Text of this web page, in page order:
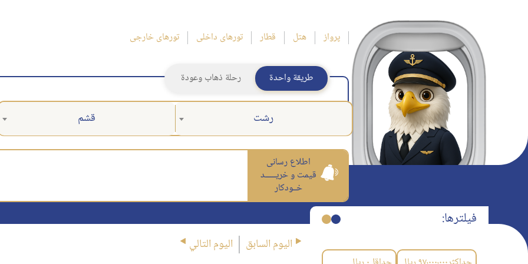
پرواز هتل قطار تورهای داخلی تورهای خارجی
طريقة واحدة رحلة ذهاب وعودة
رشت قشم
اطلاع رسانی
قیمت و خریــــــد
خــودکار
فیلترها:
اليوم السابق اليوم التالي